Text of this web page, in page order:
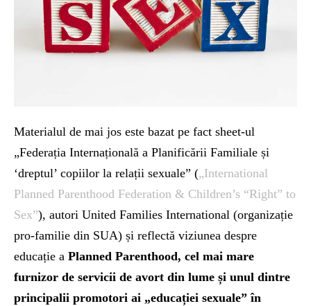
Materialul de mai jos este bazat pe fact sheet-ul
„Federația Internațională a Planificării Familiale și
‘dreptul’ copiilor la relații sexuale” („International
Planned Parenthood Federation & Children’s “Right” to
Sex”), autori United Families International (organizație
pro-familie din SUA) și reflectă viziunea despre
educație a Planned Parenthood, cel mai mare
furnizor de servicii de avort din lume și unul dintre
principalii promotori ai „educației sexuale” în